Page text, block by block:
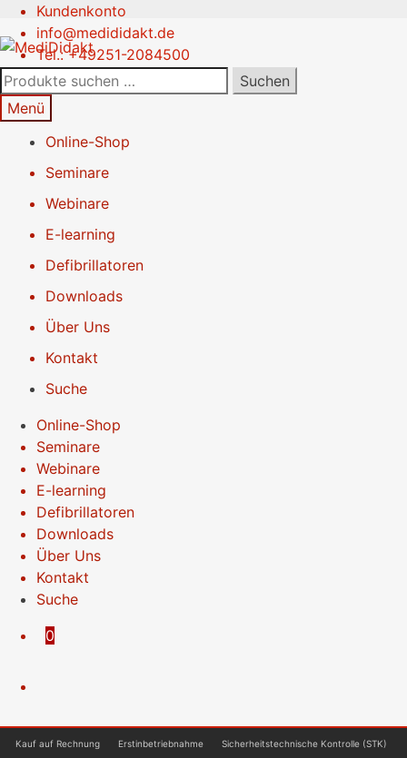
Kundenkonto
info@medididakt.de
Tel.: +49251-2084500
Zur
Navigation
springen
Springe
zum
Inhalt
Suchen
nach:
Suchen
Menü
Online-Shop
Seminare
Webinare
E-learning
Defibrillatoren
Downloads
Über Uns
Kontakt
Suche
Online-Shop
Seminare
Webinare
E-learning
Defibrillatoren
Downloads
Über Uns
Kontakt
Suche
0
Kauf auf Rechnung Erstinbetriebnahme
Sicherheitstechnische Kontrolle (STK)